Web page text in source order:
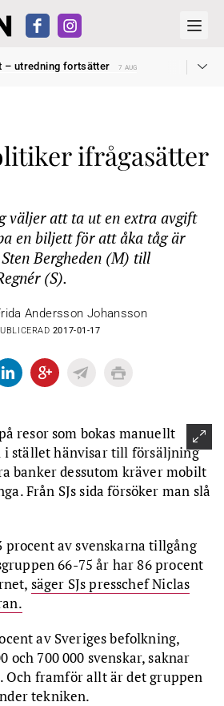
– utredning fortsätter
7 AUG
till garantipension
27 JUL
– utredning fortsätter 7 AUG
ifrågasätter
väljer att ta ut en extra avgift
en biljett för att åka tåg är
Bergheden (M) till
(S).
Andersson Johansson
2017-01-17
resor som bokas manuellt
i stället hänvisar till försäljning
banker dessutom kräver mobilt
Från SJs sida försöker man slå
procent av svenskarna tillgång
66-75 år har 86 procent
säger SJs presschef Niclas
av Sveriges befolkning,
och 700 000 svenskar, saknar
framför allt är det gruppen
tekniken.